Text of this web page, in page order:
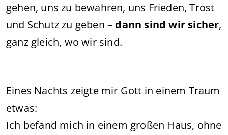
gehen, uns zu bewahren, uns Frieden, Trost
und Schutz zu geben – dann sind wir sicher,
ganz gleich, wo wir sind.
Eines Nachts zeigte mir Gott in einem Traum
etwas:
Ich befand mich in einem großen Haus, ohne